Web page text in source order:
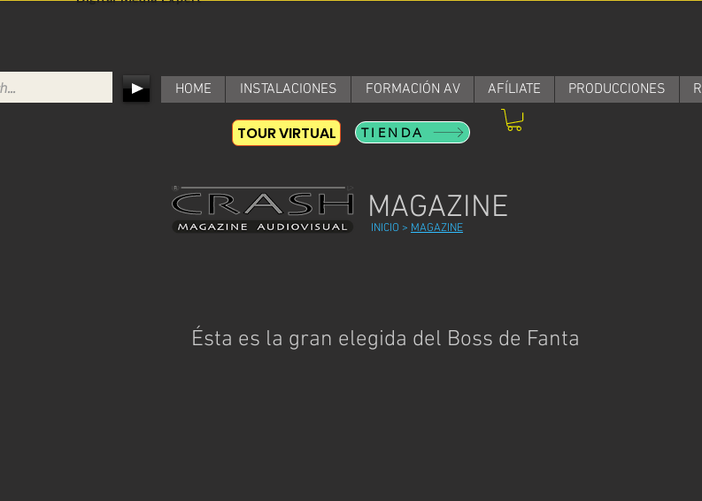
HOME INSTALACIONES FORMACIÓN AV AFÍLIATE PRODUCCIONES
TIENDA
TOUR VIRTUAL
MAGAZINE
INICIO > MAGAZINE
Ésta es la gran elegida del Boss de Fanta